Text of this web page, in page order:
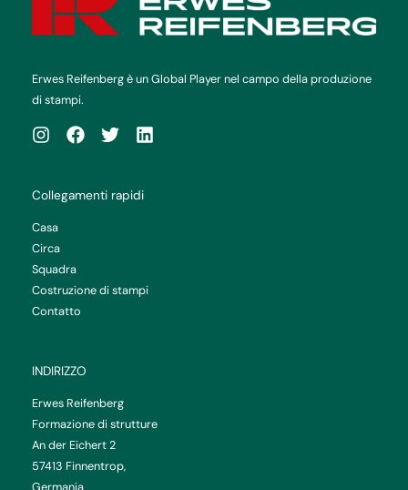
Erwes Reifenberg è un Global Player nel campo della produzione
di stampi.
Collegamenti rapidi
Casa
Circa
Squadra
Costruzione di stampi
Contatto
INDIRIZZO
Erwes Reifenberg
Formazione di strutture
An der Eichert 2
57413 Finnentrop,
Germania